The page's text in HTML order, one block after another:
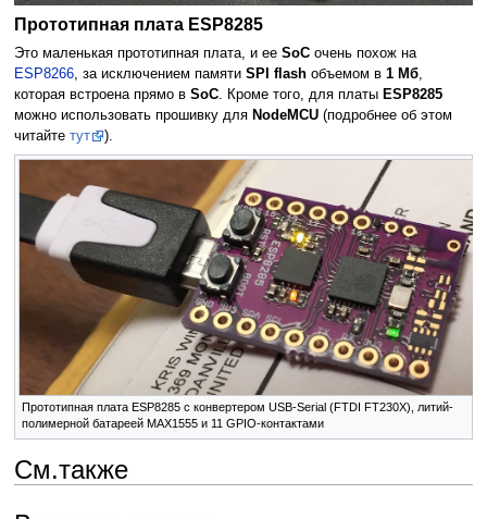
Прототипная плата ESP8285
Это маленькая прототипная плата, и ее SoCочень похож на
ESP8266, за исключением памяти SPI flashобъемом в 1 Мб,
которая встроена прямо в SoC. Кроме того, для платы ESP8285
можно использовать прошивку для NodeMCU(подробнее об этом
читайте тут ).
Прототипная плата ESP8285 с конвертером USB-Serial (FTDI FT230X), литий-
полимерной батареей MAX1555 и 11 GPIO-контактами
См.также